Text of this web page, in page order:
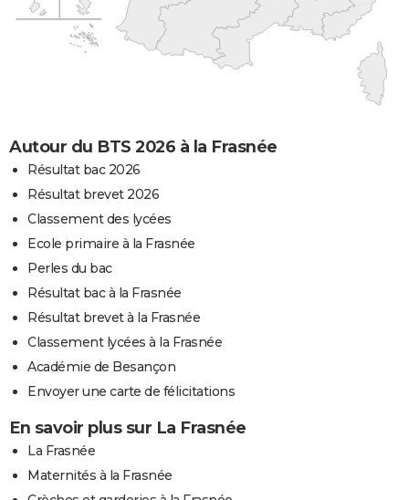
Autour du BTS 2026 à la Frasnée
Résultat bac 2026
Résultat brevet 2026
Classement des lycées
Ecole primaire à la Frasnée
Perles du bac
Résultat bac à la Frasnée
Résultat brevet à la Frasnée
Classement lycées à la Frasnée
Académie de Besançon
Envoyer une carte de félicitations
En savoir plus sur La Frasnée
La Frasnée
Maternités à la Frasnée